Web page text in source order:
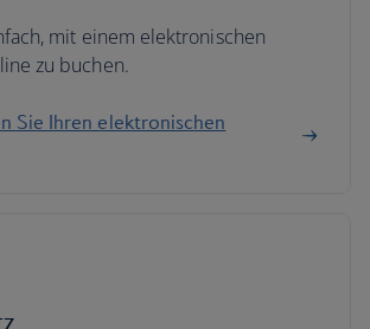
mit einem elektronischen
zu buchen.
Sie Ihren elektronischen